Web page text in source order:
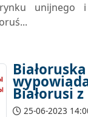
unijnego i
Białorusi z
25-06-2023